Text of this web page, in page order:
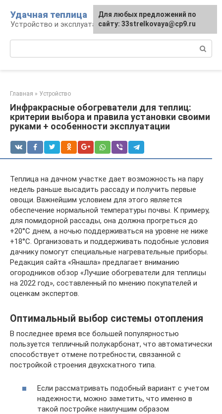
контенту
Удачная теплица
Устройство и эксплуатация теплиц
Главная » Устройство
Инфракрасные обогреватели для теплиц:
критерии выбора и правила установки своими
руками + особенности эксплуатации
Теплица на дачном участке дает возможность на пару
недель раньше высадить рассаду и получить первые
овощи. Важнейшим условием для этого является
обеспечение нормальной температуры почвы. К примеру,
для помидорной рассады, она должна прогреться до
+20°С днем, а ночью поддерживаться на уровне не ниже
+18°С. Организовать и поддерживать подобные условия
дачнику помогут специальные нагревательные приборы.
Редакция сайта «Янашла» предлагает вниманию
огородников обзор «Лучшие обогреватели для теплицы
на 2022 год», составленный по мнению покупателей и
оценкам экспертов.
Оптимальный выбор системы отопления
В последнее время все большей популярностью
пользуется тепличный полукарбонат, что автоматически
способствует отмене потребности, связанной с
постройкой строения двухскатного типа.
Если рассматривать подобный вариант с учетом
надежности, можно заметить, что именно в
такой постройке наилучшим образом
Для любых предложений по
сайту: 33strelkovaya@cp9.ru